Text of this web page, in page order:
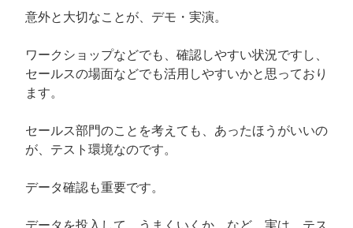
意外と大切なことが、デモ・実演。
ワークショップなどでも、確認しやすい状況ですし、
セールスの場面などでも活用しやすいかと思っており
ます。
セールス部門のことを考えても、あったほうがいいの
が、テスト環境なのです。
データ確認も重要です。